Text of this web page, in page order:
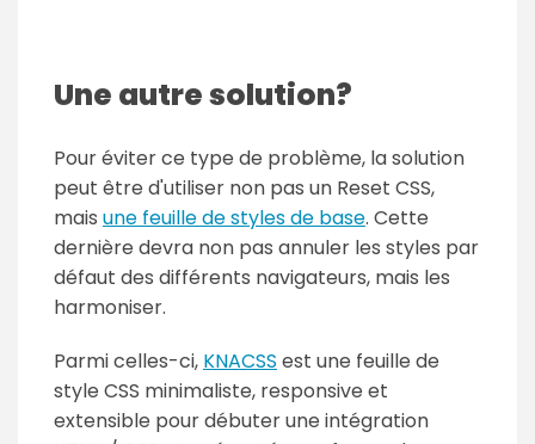
Une autre solution?
Pour éviter ce type de problème, la solution
peut être d'utiliser non pas un Reset CSS,
mais une feuille de styles de base. Cette
dernière devra non pas annuler les styles par
défaut des différents navigateurs, mais les
harmoniser.
Parmi celles-ci, KNACSS est une feuille de
style CSS minimaliste, responsive et
extensible pour débuter une intégration